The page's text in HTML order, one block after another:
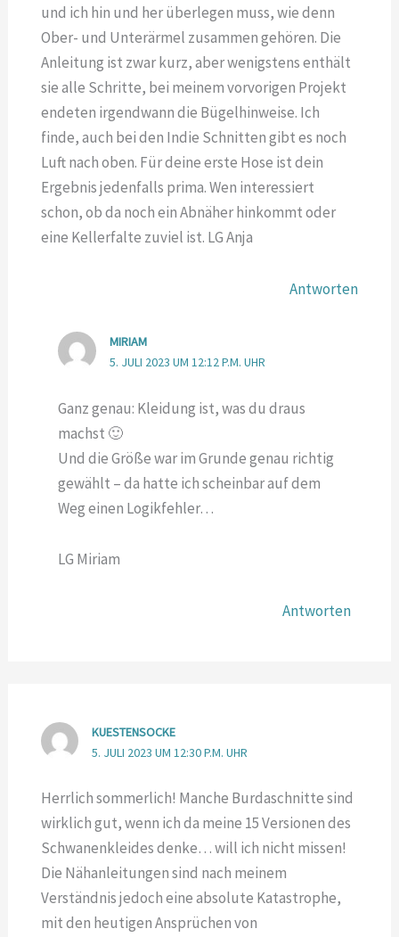
und ich hin und her überlegen muss, wie denn
Ober- und Unterärmel zusammen gehören. Die
Anleitung ist zwar kurz, aber wenigstens enthält
sie alle Schritte, bei meinem vorvorigen Projekt
endeten irgendwann die Bügelhinweise. Ich
finde, auch bei den Indie Schnitten gibt es noch
Luft nach oben. Für deine erste Hose ist dein
Ergebnis jedenfalls prima. Wen interessiert
schon, ob da noch ein Abnäher hinkommt oder
eine Kellerfalte zuviel ist. LG Anja
Antworten
MIRIAM
5. JULI 2023 UM 12:12 P.M. UHR
Ganz genau: Kleidung ist, was du draus
machst 🙂
Und die Größe war im Grunde genau richtig
gewählt – da hatte ich scheinbar auf dem
Weg einen Logikfehler…
LG Miriam
Antworten
KUESTENSOCKE
5. JULI 2023 UM 12:30 P.M. UHR
Herrlich sommerlich! Manche Burdaschnitte sind
wirklich gut, wenn ich da meine 15 Versionen des
Schwanenkleides denke… will ich nicht missen!
Die Nähanleitungen sind nach meinem
Verständnis jedoch eine absolute Katastrophe,
mit den heutigen Ansprüchen von